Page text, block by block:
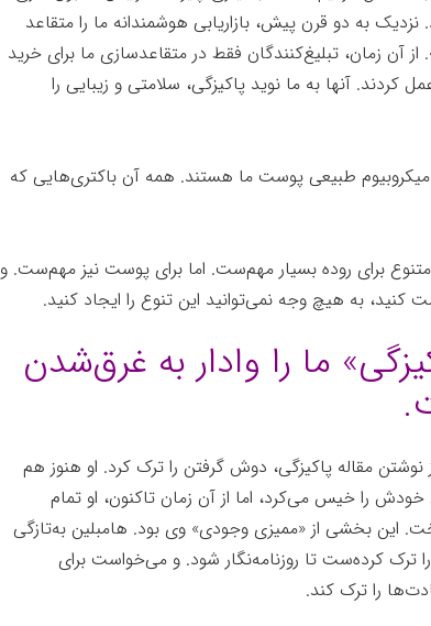
نزدیک به دو قرن پیش، بازاریابی هوشمندانه ما را متقاعد
از آن زمان، تبلیغ‌کنندگان فقط در متقاعدسازی ما برای خرید
آنها به ما نوید پاکیزگی، سلامتی و زیبایی را
طبیعی پوست ما هستند. همه آن باکتری‌هایی که
برای روده بسیار مهم‌ست. اما برای پوست نیز مهم‌ست. و
کنید، به هیچ وجه نمی‌توانید این تنوع را ایجاد کنید.
ما را وادار به غرق‌شدن
مقاله پاکیزگی، دوش گرفتن را ترک کرد. او هنوز هم
را خیس می‌کرد، اما از آن زمان تاکنون، او تمام
این بخشی از «ممیزی وجودی» وی بود. هامبلین به‌تازگی
ترک کرده‌ست تا روزنامه‌نگار شود. و می‌خواست برای
را ترک کند.